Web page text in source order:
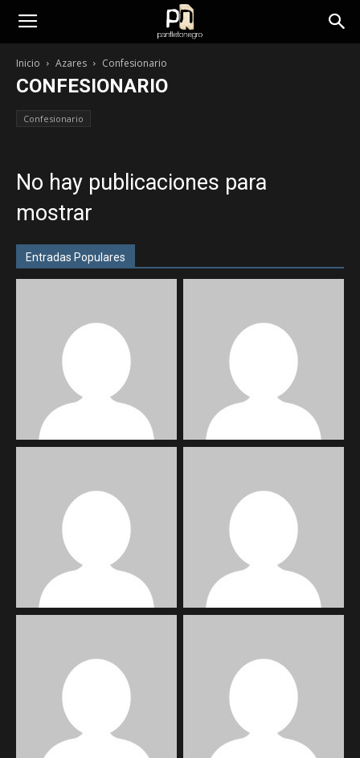
panfletonegro
Inicio Azares Confesionario
CONFESIONARIO
Confesionario
No hay publicaciones para
mostrar
Entradas Populares